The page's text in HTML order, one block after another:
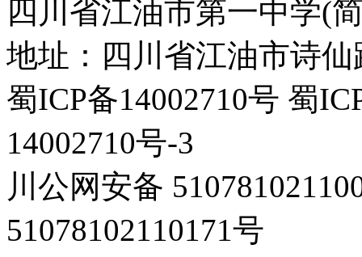
四川省江油市第一中学(
地址：四川省江油市诗仙
蜀ICP备14002710号 蜀
14002710号-3
川公网安备
51078102110171号